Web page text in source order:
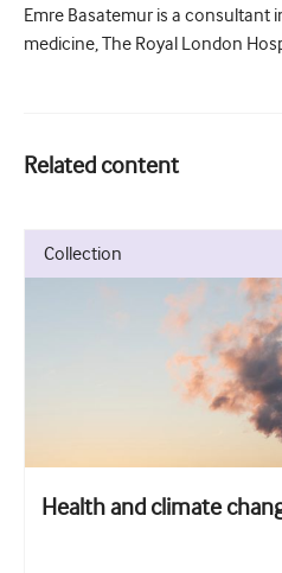
Emre Basatemur is a consultant
medicine, The Royal London
Related content
collection
Health and climate